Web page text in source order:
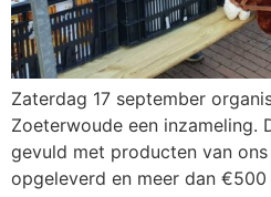
Zaterdag 17 september
Zoeterwoude een inzameling.
gevuld met producten van
opgeleverd en meer dan